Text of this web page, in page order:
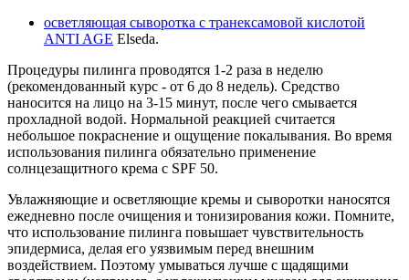
осветляющая сыворотка с транексамовой кислотой
ANTI AGE Elseda.
Процедуры пилинга проводятся 1-2 раза в неделю
(рекомендованный курс - от 6 до 8 недель). Средство
наносится на лицо на 3-15 минут, после чего смывается
прохладной водой. Нормальной реакцией считается
небольшое покраснение и ощущение покалывания. Во время
использования пилинга обязательно применение
солнцезащитного крема с SPF 50.
Увлажняющие и осветляющие кремы и сыворотки наносятся
ежедневно после очищения и тонизирования кожи. Помните,
что использование пилинга повышает чувствительность
эпидермиса, делая его уязвимым перед внешним
воздействием. Поэтому умываться лучше с щадящими